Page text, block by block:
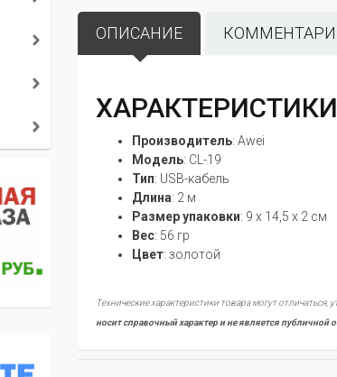
ОПИСАНИЕ
Производитель: Awei
Модель: CL-19
Тип: USB-кабель
Длина: 2 м
Размер упаковки: 9 х 14,5 х 2 см
Вес: 56 гр
Цвет: золотой
Технические характеристики товара могут
носит справочный характер и не является публичной